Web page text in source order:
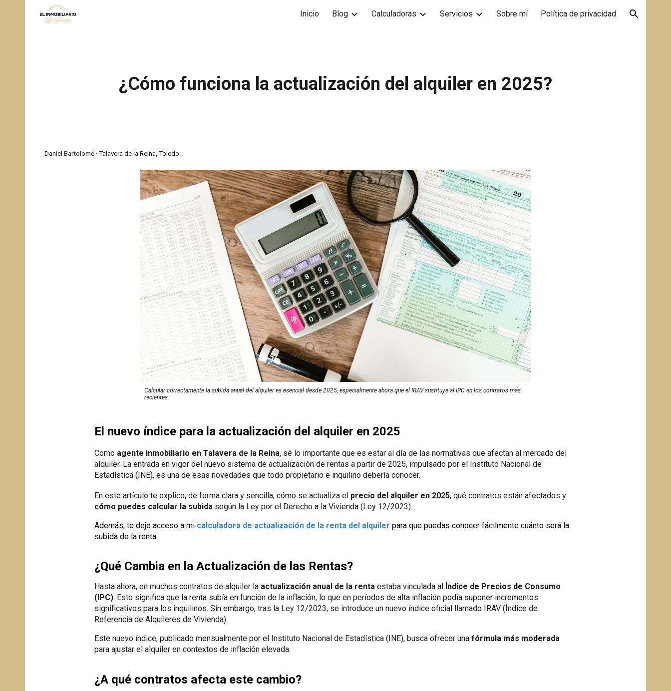
Skip to navigation
Inicio Blog Calculadoras Servicios Sobre mí Política de privacidad
¿Cómo funciona la actualización del alquiler en 2025?
Daniel Bartolomé · Talavera de la Reina, Toledo.
Calcular correctamente la subida anual del alquiler es esencial desde 2025, especialmente ahora que el IRAV sustituye al IPC en los contratos más
recientes.
El nuevo índice para la actualización del alquiler en 2025
Como agente inmobiliario en Talavera de la Reina, sé lo importante que es estar al día de las normativas que afectan al mercado del
alquiler. La entrada en vigor del nuevo sistema de actualización de rentas a partir de 2025, impulsado por el Instituto Nacional de
Estadística (INE), es una de esas novedades que todo propietario e inquilino debería conocer.
En este artículo te explico, de forma clara y sencilla, cómo se actualiza el precio del alquiler en 2025, qué contratos están afectados y
cómo puedes calcular la subida según la Ley por el Derecho a la Vivienda (Ley 12/2023).
Además, te dejo acceso a mi calculadora de actualización de la renta del alquiler para que puedas conocer fácilmente cuánto será la
subida de la renta.
¿Qué Cambia en la Actualización de las Rentas?
Hasta ahora, en muchos contratos de alquiler la actualización anual de la renta estaba vinculada al
Índice de Precios de Consumo
(IPC). Esto significa que la renta subía en función de la inflación, lo que en períodos de alta inflación podía suponer incrementos
significativos para los inquilinos. Sin embargo, tras la Ley 12/2023, se introduce un nuevo índice oficial llamado IRAV (Índice de
Referencia de Alquileres de Vivienda).
Este nuevo índice, publicado mensualmente por el Instituto Nacional de Estadística (INE), busca ofrecer unafórmula más moderada
para ajustar el alquiler en contextos de inflación elevada.
¿A qué contratos afecta este cambio?